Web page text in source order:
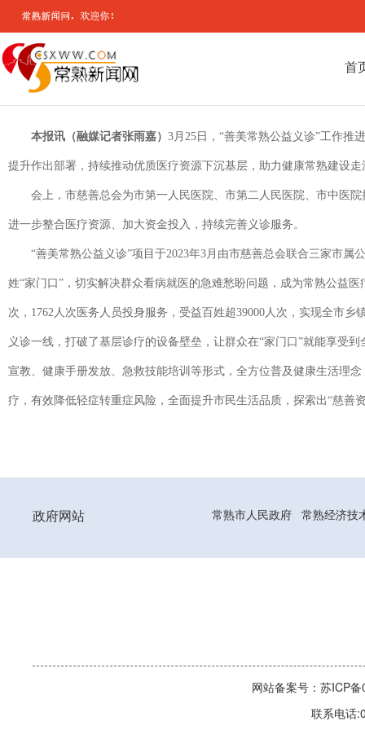
首
本报讯（融媒记者张雨嘉） 3月25日，“善美常熟公益义诊”工作推
提升作出部署，持续推动优质医疗资源下沉基层，助力健康常熟建设走
会上，市慈善总会为市第一人民医院、市第二人民医院、市中医
进一步整合医疗资源、加大资金投入，持续完善义诊服务。
“善美常熟公益义诊”项目于2023年3月由市慈善总会联合三家市
姓“家门口”，切实解决群众看病就医的急难愁盼问题，成为常熟公益
次，1762人次医务人员投身服务，受益百姓超39000人次，实现全市
义诊一线，打破了基层诊疗的设备壁垒，让群众在“家门口”就能享受
宣教、健康手册发放、急救技能培训等形式，全方位普及健康生活理
疗，有效降低轻症转重症风险，全面提升市民生活品质，探索出“慈善
政府网站 常熟市人民政府 常熟经济技
网站备案号：苏ICP
联系电话